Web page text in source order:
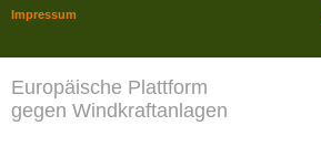
Europäische Plattform
gegen Windkraftanlagen
Impressum